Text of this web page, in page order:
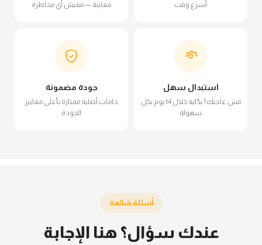
أسرع وقت
معاينة — مفيش أي مخاطرة
استبدال سهل
مش عاجبك؟ بدّليه خلال 14 يوم بكل
سهولة
جودة مضمونة
خامات أصلية ممتازة بأعلى معايير
الجودة
أسئلة شائعة
عندك سؤال؟ هنا الإجابة